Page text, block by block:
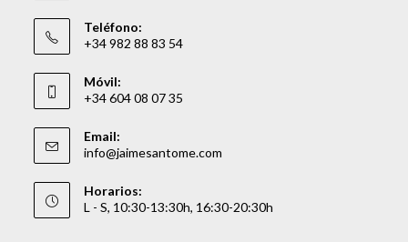
Teléfono:
+34 982 88 83 54
Móvil:
+34 604 08 07 35
Email:
info@jaimesantome.com
Horarios:
L - S, 10:30-13:30h, 16:30-20:30h